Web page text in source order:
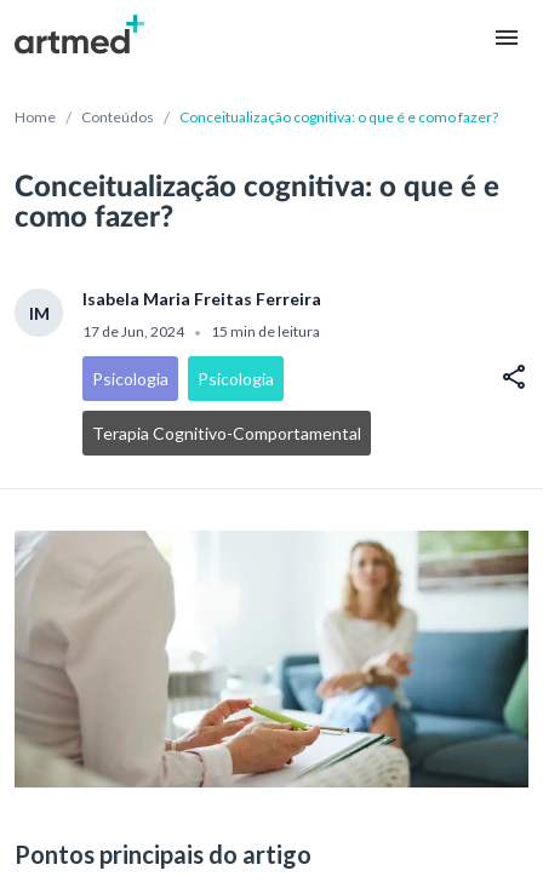
Home / Conteúdos / Conceitualização cognitiva: o que é e como fazer?
Conceitualização cognitiva: o que é e
como fazer?
IM
Isabela Maria Freitas Ferreira
17 de Jun, 2024 • 15 min de leitura
Psicologia Psicologia
Terapia Cognitivo-Comportamental
Pontos principais do artigo